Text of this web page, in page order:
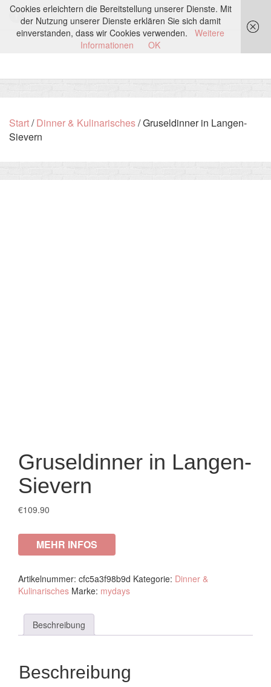
Start/Dinner & Kulinarisches/ Gruseldinner in Langen-
Sievern
Gruseldinner in Langen-
Sievern
€109.90
MEHR INFOS
Artikelnummer: cfc5a3f98b9d Kategorie: Dinner &
Kulinarisches Marke: mydays
Beschreibung
Beschreibung
Cookies erleichtern die Bereitstellung unserer Dienste. Mit
der Nutzung unserer Dienste erklären Sie sich damit
einverstanden, dass wir Cookies verwenden.
Weitere
Informationen
OK